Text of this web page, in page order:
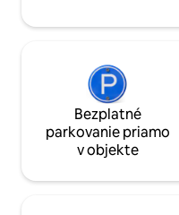
Bezplatné
parkovanie priamo
v objekte